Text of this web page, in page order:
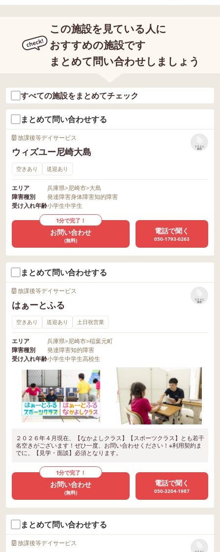
この施設を見ている人に
おすすめの施設です
まとめて問い合わせしましょう
すべての施設をまとめてチェック
まとめて問い合わせする
放課後等デイサービス
ウィズユー尼崎大島
リストに
保存
空きあり 送迎あり
エリア 兵庫県>尼崎市>大島
障害種別
発達障害身体障害知的障害
受け入れ年齢小学生中学生
1分で完了！
お問い合わせ
(無料)
電話で聞く
050-1793-0263
まとめて問い合わせする
放課後等デイサービス
はぁーとふる
リストに
保存
空きあり 送迎あり 土日祝営業
エリア 兵庫県>尼崎市>稲葉元町
障害種別
発達障害知的障害
受け入れ年齢小学生中学生高校生
２０２６年４月現在、【なかよしクラス】【スポーツクラス】とも若干
名空きがございます！ぜひ一度、お問い合わせください！※利用契約ま
でに、【見学・面談】必須となります。
1分で完了！
お問い合わせ
(無料)
電話で聞く
050-3204-1987
まとめて問い合わせする
放課後等デイサービス
リストに